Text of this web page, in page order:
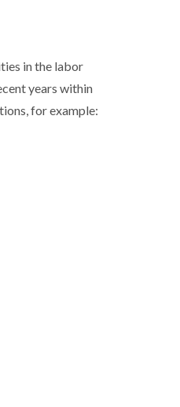
in the labor
years within
for example: